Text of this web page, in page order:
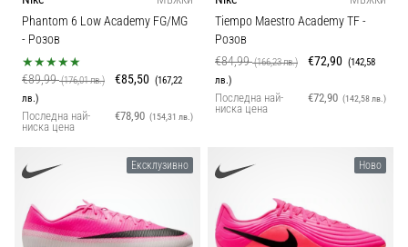
Phantom 6 Low Academy FG/MG
- Розов
€89,99(176,01 лв.) €85,50 (167,22
лв.)
Последна най-
ниска цена
€78,90 (154,31 лв.)
Tiempo Maestro Academy TF-
Розов
€84,99(166,23 лв.) €72,90 (142,58
лв.)
Последна най-
ниска цена
€72,90 (142,58 лв.)
Ексклузивно Ново